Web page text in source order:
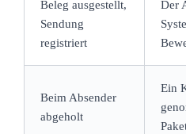
Beleg ausgestellt,
Sendung
registriert
Der
Beim Absender
abgeholt
Ein